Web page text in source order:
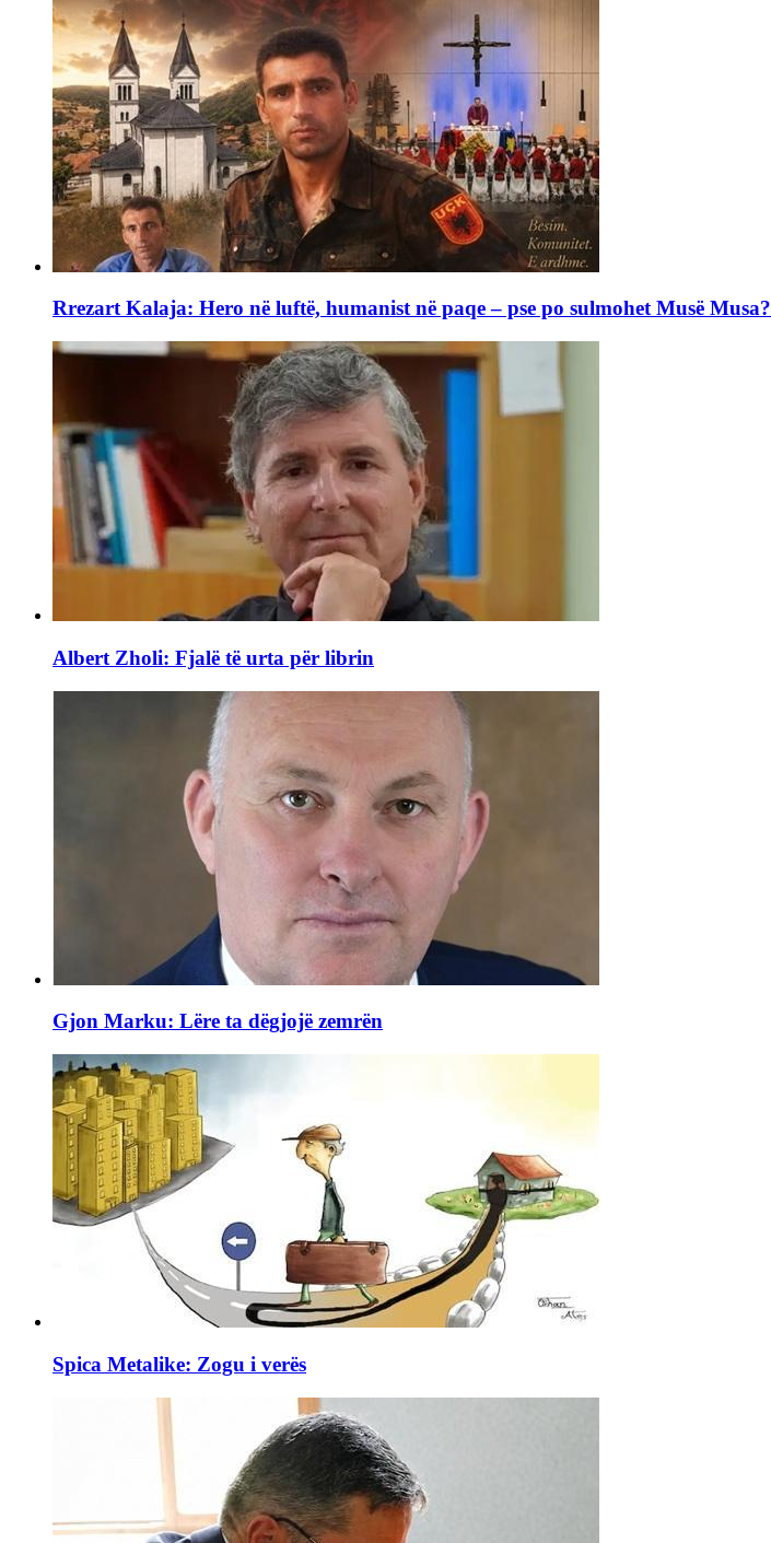
Rrezart Kalaja: Hero në luftë, humanist në paqe – pse po sulmohet Musë Musa?
Albert Zholi: Fjalë të urta për librin
Gjon Marku: Lëre ta dëgjojë zemrën
Spica Metalike: Zogu i verës